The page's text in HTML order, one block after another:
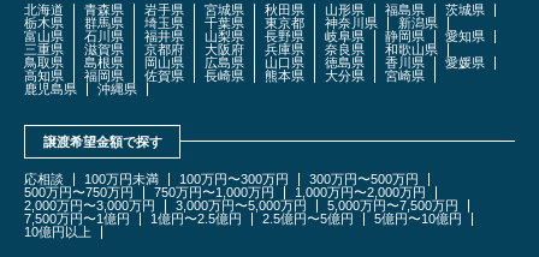
北海道 青森県 岩手県 宮城県 秋田県 山形県 福島県
茨城県
栃木県
群馬県 埼玉県 千葉県 東京都 神奈川県
新潟県
富山県
石川県 福井県 山梨県 長野県 岐阜県 静岡県
愛知県
三重県
滋賀県 京都府 大阪府 兵庫県 奈良県
和歌山県
鳥取県
島根県 岡山県 広島県 山口県 徳島県 香川県
愛媛県
高知県
福岡県 佐賀県 長崎県 熊本県 大分県
宮崎県
鹿児島県
沖縄県
譲渡希望金額で探す
応相談 100万円未満 100万円〜300万円
300万円〜500万円
500万円〜750万円
750万円〜1,000万円
1,000万円〜2,000万円
2,000万円〜3,000万円
3,000万円〜5,000万円
5,000万円〜7,500万円
7,500万円〜1億円
1億円〜2.5億円 2.5億円〜5億円
5億円〜10億円
10億円以上